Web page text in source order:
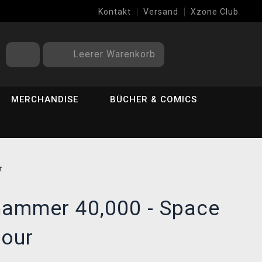
Kontakt Versand Xzone Club
Leerer Warenkorb
MERCHANDISE BÜCHER & COMICS
40,000 - Space